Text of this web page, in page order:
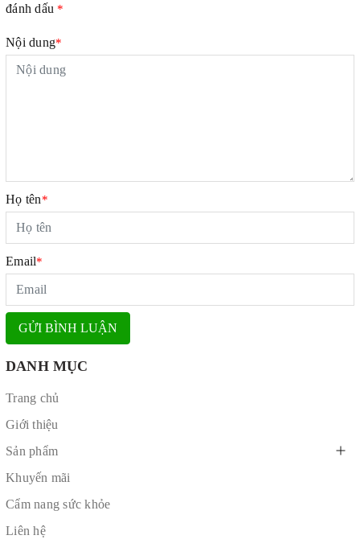
đánh dấu *
Nội dung*
Họ tên*
Email*
GỬI BÌNH LUẬN
DANH MỤC
Trang chủ
Giới thiệu
Sản phẩm
Khuyến mãi
Cẩm nang sức khỏe
Liên hệ